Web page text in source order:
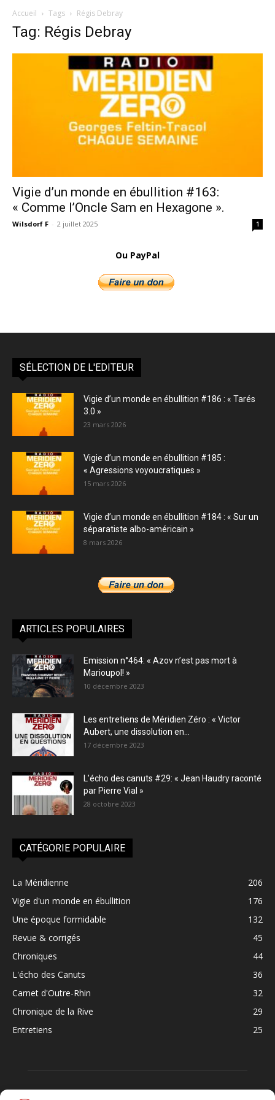
Accueil Tags Régis Debray
Tag: Régis Debray
Vigie d’un monde en ébullition #163:
« Comme l’Oncle Sam en Hexagone ».
Wilsdorf F - 2 juillet 2025 1
Ou PayPal
SÉLECTION DE L'EDITEUR
Vigie d’un monde en ébullition #186 : « Tarés
3.0 »
23 mars 2026
Vigie d’un monde en ébullition #185 :
« Agressions voyoucratiques »
15 mars 2026
Vigie d’un monde en ébullition #184 : « Sur un
séparatiste albo-américain »
8 mars 2026
ARTICLES POPULAIRES
Emission n°464: « Azov n’est pas mort à
Marioupol! »
10 décembre 2023
Les entretiens de Méridien Zéro : « Victor
Aubert, une dissolution en...
17 décembre 2023
L’écho des canuts #29: « Jean Haudry raconté
par Pierre Vial »
28 octobre 2023
CATÉGORIE POPULAIRE
La Méridienne
206
Vigie d'un monde en ébullition
176
Une époque formidable
132
Revue & corrigés
45
Chroniques
44
L'écho des Canuts
36
Carnet d'Outre-Rhin
32
Chronique de la Rive
29
Entretiens
25